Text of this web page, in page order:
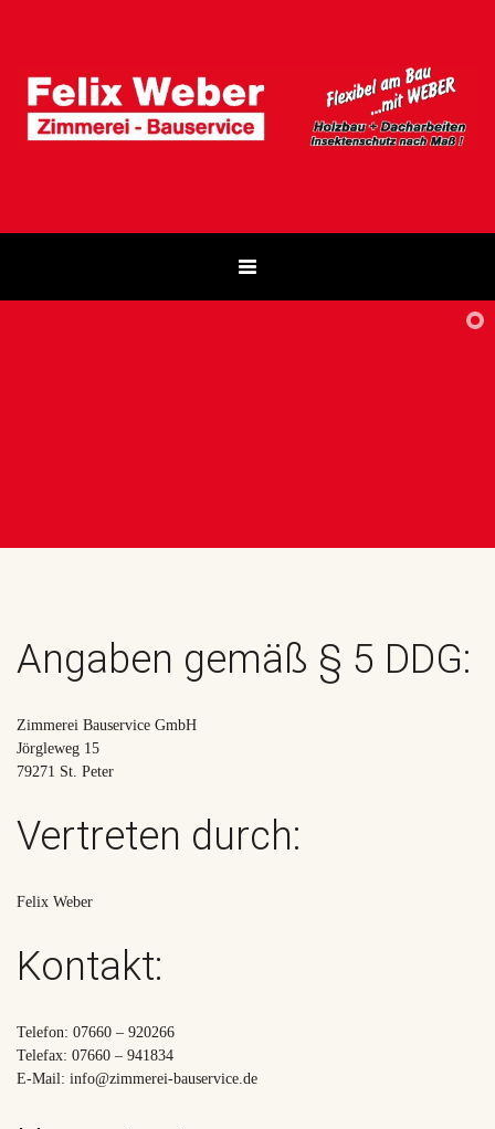
Angaben gemäß § 5 DDG:
Zimmerei Bauservice GmbH
Jörgleweg 15
79271 St. Peter
Vertreten durch:
Felix Weber
Kontakt:
Telefon: 07660 – 920266
Telefax: 07660 – 941834
E-Mail: info@zimmerei-bauservice.de